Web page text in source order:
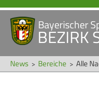
Bayerischer
BEZIRK
News Bereiche Alle
Navigation
überspringen
STARTSEITE
NEWS